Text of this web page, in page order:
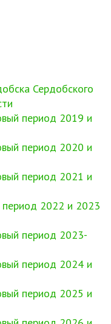
Сердобского
период 2019 и
период 2020 и
период 2021 и
2022 и 2023
период 2023-
период 2024 и
период 2025 и